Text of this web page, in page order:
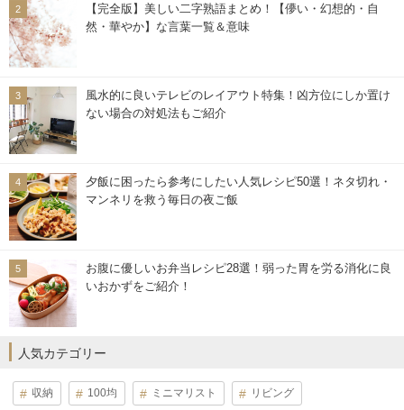
【完全版】美しい二字熟語まとめ！【儚い・幻想的・自
然・華やか】な言葉一覧＆意味
風水的に良いテレビのレイアウト特集！凶方位にしか置け
ない場合の対処法もご紹介
夕飯に困ったら参考にしたい人気レシピ50選！ネタ切れ・
マンネリを救う毎日の夜ご飯
お腹に優しいお弁当レシピ28選！弱った胃を労る消化に良
いおかずをご紹介！
人気カテゴリー
収納 100均 ミニマリスト リビング